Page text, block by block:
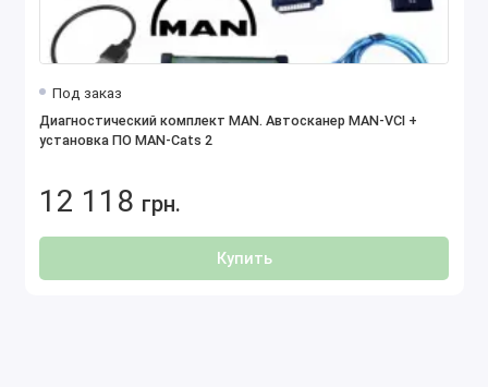
Под заказ
Диагностический комплект MAN. Автосканер MAN-VCI +
установка ПО MAN-Cats 2
12 118 грн.
Купить